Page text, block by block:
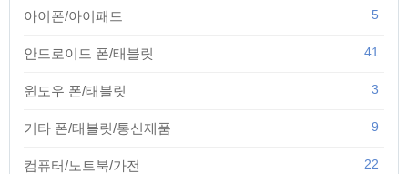
아이폰/아이패드 5
안드로이드 폰/태블릿 41
윈도우 폰/태블릿 3
기타 폰/태블릿/통신제품 9
컴퓨터/노트북/가전 22